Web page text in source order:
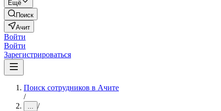
Ещё
Поиск
Ачит
Войти
Войти
Зарегистрироваться
Поиск сотрудников в Ачите
/
... /